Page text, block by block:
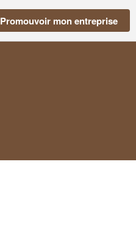
Promouvoir mon entreprise